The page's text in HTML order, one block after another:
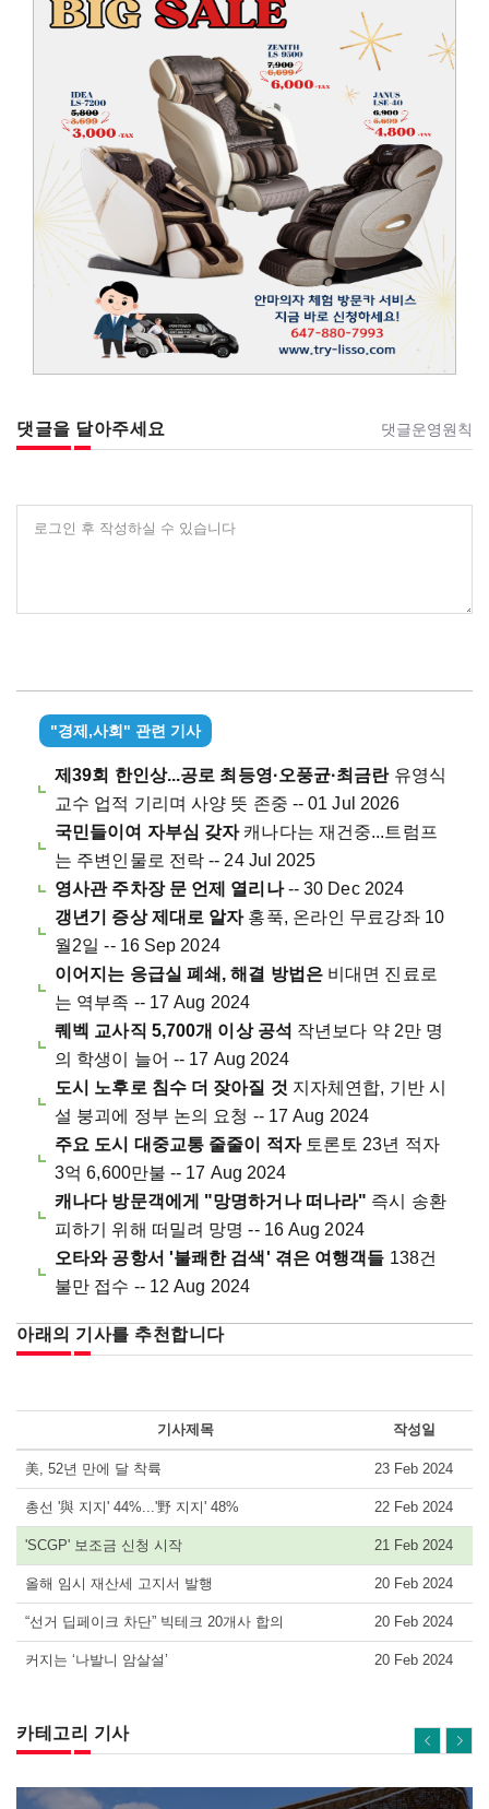
댓글을 달아주세요 댓글운영원칙
로그인 후 작성하실 수 있습니다
"경제,사회" 관련 기사
제39회 한인상...공로 최등영·오풍균·최금란유영식
교수 업적 기리며 사양 뜻 존중 -- 01 Jul 2026
국민들이여 자부심 갖자캐나다는 재건중...트럼프
는 주변인물로 전락 -- 24 Jul 2025
영사관 주차장 문 언제 열리나-- 30 Dec 2024
갱년기 증상 제대로 알자 홍푹, 온라인 무료강좌 10
월2일 -- 16 Sep 2024
이어지는 응급실 폐쇄, 해결 방법은비대면 진료로
는 역부족 -- 17 Aug 2024
퀘벡 교사직 5,700개 이상 공석 작년보다 약 2만 명
의 학생이 늘어 -- 17 Aug 2024
도시 노후로 침수 더 잦아질 것 지자체연합, 기반 시
설 붕괴에 정부 논의 요청 -- 17 Aug 2024
주요 도시 대중교통 줄줄이 적자토론토 23년 적자
3억 6,600만불 -- 17 Aug 2024
캐나다 방문객에게 "망명하거나 떠나라" 즉시 송환
피하기 위해 떠밀려 망명 -- 16 Aug 2024
오타와 공항서 '불쾌한 검색' 겪은 여행객들 138건
불만 접수 -- 12 Aug 2024
아래의 기사를 추천합니다
기사제목 작성일
美, 52년 만에 달 착륙 23 Feb 2024
총선 '與 지지' 44%...'野 지지' 48% 22 Feb 2024
'SCGP' 보조금 신청 시작 21 Feb 2024
올해 임시 재산세 고지서 발행 20 Feb 2024
“선거 딥페이크 차단” 빅테크 20개사 합의 20 Feb 2024
커지는 ‘나발니 암살설’ 20 Feb 2024
카테고리 기사